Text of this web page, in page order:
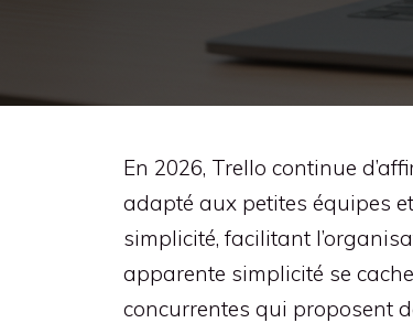
En 2026, Trello continue
adapté aux petites équipes
simplicité, facilitant
apparente simplicité se
concurrentes qui proposent